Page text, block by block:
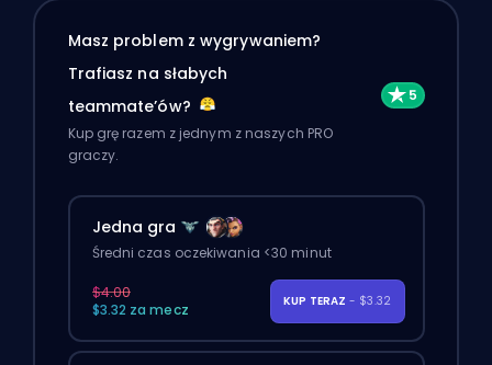
Masz problem z wygrywaniem?
Trafiasz na słabych
teammate’ów?
Kup grę razem z jednym z naszych PRO
graczy.
Jedna gra
Średni czas oczekiwania <30 minut
$4.00
$3.32 za mecz
KUP TERAZ - $3.32